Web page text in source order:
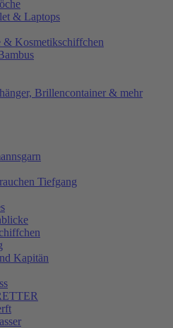
& Laptops
& Kosmetikschiffchen
Brillencontainer & mehr
Tiefgang
Kapitän